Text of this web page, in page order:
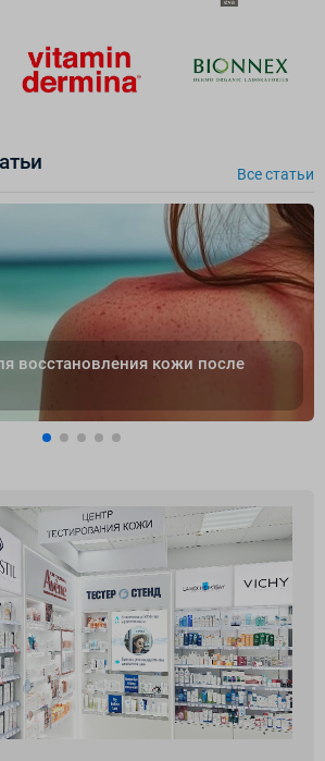
Все cтатьи
восстановления кожи после